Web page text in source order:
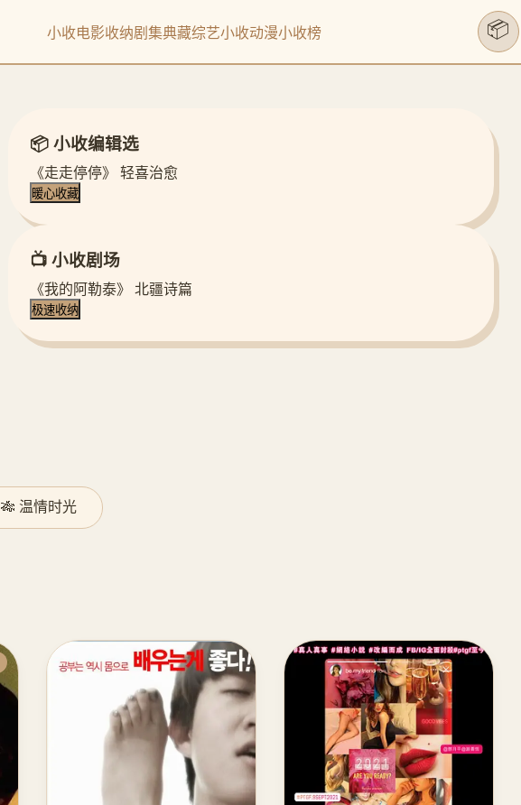
小收电影收纳剧集典藏综艺小收动漫小收榜 📦
📦 小收编辑选
《走走停停》 轻喜治愈
暖心收藏
📺 小收剧场
《我的阿勒泰》 北疆诗篇
极速收纳
🎋 温情时光